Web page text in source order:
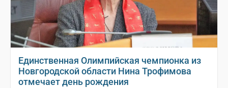
Единственная Олимпийская чемпионка из
Новгородской области Нина Трофимова
отмечает день рождения